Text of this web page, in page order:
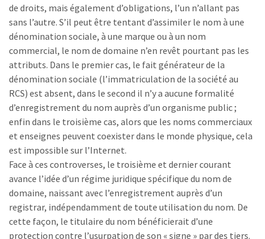
de droits, mais également d’obligations, l’un n’allant pas
sans l’autre. S’il peut être tentant d’assimiler le nom à une
dénomination sociale, à une marque ou à un nom
commercial, le nom de domaine n’en revêt pourtant pas les
attributs. Dans le premier cas, le fait générateur de la
dénomination sociale (l’immatriculation de la société au
RCS) est absent, dans le second il n’y a aucune formalité
d’enregistrement du nom auprès d’un organisme public ;
enfin dans le troisième cas, alors que les noms commerciaux
et enseignes peuvent coexister dans le monde physique, cela
est impossible sur l’Internet.
Face à ces controverses, le troisième et dernier courant
avance l’idée d’un régime juridique spécifique du nom de
domaine, naissant avec l’enregistrement auprès d’un
registrar, indépendamment de toute utilisation du nom. De
cette façon, le titulaire du nom bénéficierait d’une
protection contre l’usurpation de son « signe » par des tiers.